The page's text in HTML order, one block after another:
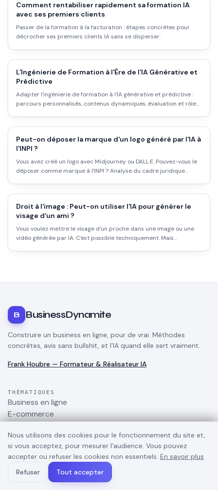
Comment rentabiliser rapidement sa formation IA
avec ses premiers clients
Passer de la formation à la facturation : étapes concrètes pour
décrocher ses premiers clients IA sans se disperser.
L'Ingénierie de Formation à l'Ère de l'IA Générative et
Prédictive
Adapter l'ingénierie de formation à l'IA générative et prédictive :
parcours personnalisés, contenus dynamiques, évaluation et rôle
Peut-on déposer la marque d'un logo généré par l'IA à
l'INPI ?
Vous avez créé un logo avec Midjourney ou DALL·E. Pouvez-vous le
déposer comme marque à l'INPI ? Analyse du cadre juridique
Droit à l'image : Peut-on utiliser l'IA pour générer le
visage d'un ami ?
Vous voulez mettre le visage d'un proche dans une image ou une
vidéo générée par IA. C'est possible techniquement. Mais
B BusinessDynamite
Construire un business en ligne, pour de vrai. Méthodes
concrètes, avis sans bullshit, et l'IA quand elle sert vraiment.
Frank Houbre — Formateur & Réalisateur IA
THÉMATIQUES
Business en ligne
E-commerce
TikTok
Marketing digital
Gagner de l'argent
Outils IA pour business
Nous utilisons des cookies pour le fonctionnement du site et,
si vous acceptez, pour mesurer l'audience. Vous pouvez
accepter ou refuser les cookies non essentiels. En savoir plus
Refuser
Tout accepter